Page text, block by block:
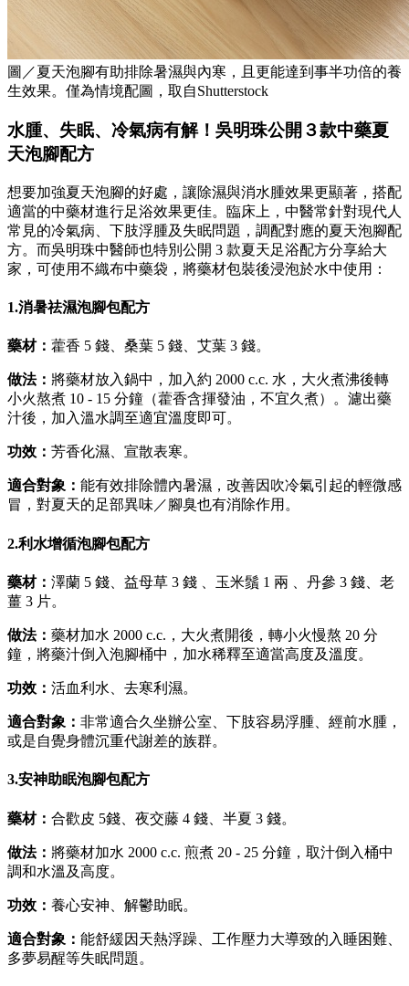
圖／夏天泡腳有助排除暑濕與內寒，且更能達到事半功倍的養
生效果。僅為情境配圖，取自Shutterstock
水腫、失眠、冷氣病有解！吳明珠公開３款中藥夏
天泡腳配方
想要加強夏天泡腳的好處，讓除濕與消水腫效果更顯著，搭配
適當的中藥材進行足浴效果更佳。臨床上，中醫常針對現代人
常見的冷氣病、下肢浮腫及失眠問題，調配對應的夏天泡腳配
方。而吳明珠中醫師也特別公開 3 款夏天足浴配方分享給大
家，可使用不織布中藥袋，將藥材包裝後浸泡於水中使用：
1.消暑祛濕泡腳包配方
藥材： 藿香 5 錢、桑葉 5 錢、艾葉 3 錢。
做法： 將藥材放入鍋中，加入約 2000 c.c. 水，大火煮沸後轉
小火熬煮 10 - 15 分鐘（藿香含揮發油，不宜久煮）。濾出藥
汁後，加入溫水調至適宜溫度即可。
功效： 芳香化濕、宣散表寒。
適合對象： 能有效排除體內暑濕，改善因吹冷氣引起的輕微感
冒，對夏天的足部異味／腳臭也有消除作用。
2.利水增循泡腳包配方
藥材： 澤蘭 5 錢、益母草 3 錢 、玉米鬚 1 兩 、丹參 3 錢、老
薑 3 片。
做法： 藥材加水 2000 c.c.，大火煮開後，轉小火慢熬 20 分
鐘，將藥汁倒入泡腳桶中，加水稀釋至適當高度及溫度。
功效： 活血利水、去寒利濕。
適合對象： 非常適合久坐辦公室、下肢容易浮腫、經前水腫，
或是自覺身體沉重代謝差的族群。
3.安神助眠泡腳包配方
藥材： 合歡皮 5錢、夜交藤 4 錢、半夏 3 錢。
做法： 將藥材加水 2000 c.c. 煎煮 20 - 25 分鐘，取汁倒入桶中
調和水溫及高度。
功效： 養心安神、解鬱助眠。
適合對象： 能舒緩因天熱浮躁、工作壓力大導致的入睡困難、
多夢易醒等失眠問題。